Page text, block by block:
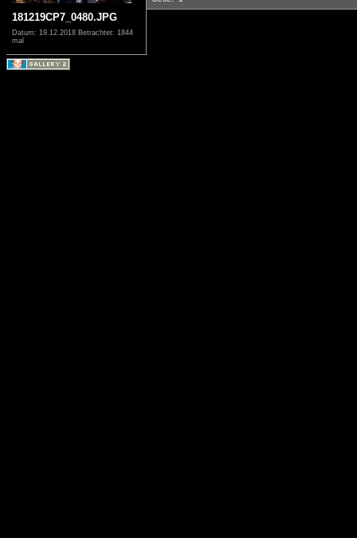
181219CP7_0480.JPG
Datum: 19.12.2018 Betrachtet: 1844
mal